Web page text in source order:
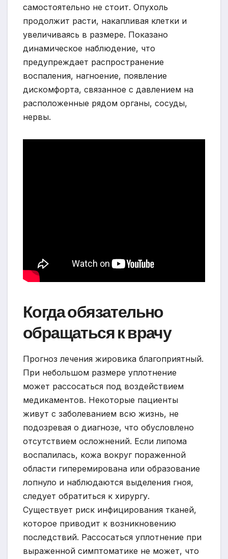
самостоятельно не стоит. Опухоль
продолжит расти, накапливая клетки и
увеличиваясь в размере. Показано
динамическое наблюдение, что
предупреждает распространение
воспаления, нагноение, появление
дискомфорта, связанное с давлением на
расположенные рядом органы, сосуды,
нервы.
Когда обязательно
обращаться к врачу
Прогноз лечения жировика благоприятный.
При небольшом размере уплотнение
может рассосаться под воздействием
медикаментов. Некоторые пациенты
живут с заболеванием всю жизнь, не
подозревая о диагнозе, что обусловлено
отсутствием осложнений. Если липома
воспалилась, кожа вокруг пораженной
области гиперемирована или образование
лопнуло и наблюдаются выделения гноя,
следует обратиться к хирургу.
Существует риск инфицирования тканей,
которое приводит к возникновению
последствий. Рассосаться уплотнение при
выраженной симптоматике не может, что